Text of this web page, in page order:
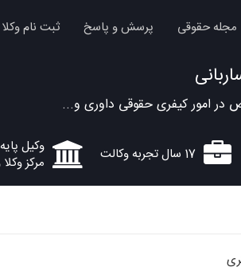
مجله حقوقی پرسش و پاسخ ثبت نام وکلا
امور کیفری حقوقی داوری و...
17 سال تجربه وکالت
وکیل
مرکز